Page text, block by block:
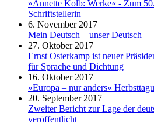
»Annette Kolb: Werke« - Zum
Schriftstellerin
6. November 2017
Mein Deutsch – unser Deutsch
27. Oktober 2017
Ernst Osterkamp ist neuer
für Sprache und Dichtung
16. Oktober 2017
»Europa – nur anders«
20. September 2017
Zweiter Bericht zur Lage der
veröffentlicht